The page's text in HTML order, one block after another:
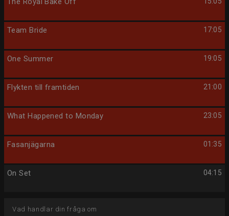
17:05
Team Bride
19:05
One Summer
21:00
Flykten till framtiden
23:05
What Happened to Monday
01:35
Fasanjägarna
04:15
On Set
Vad handlar din fråga om